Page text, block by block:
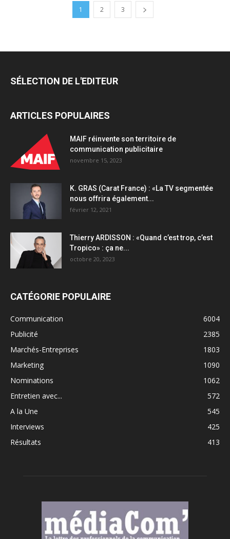
1 2 3
SÉLECTION DE L'EDITEUR
ARTICLES POPULAIRES
MAIF réinvente son territoire de
communication publicitaire
novembre 15, 2023
K. GRAS (Carat France) : «La TV segmentée
nous offrira également...
février 12, 2021
Thierry ARDISSON : «Quand c’est trop, c’est
Tropico» : ça ne...
octobre 20, 2023
CATÉGORIE POPULAIRE
Communication
6004
Publicité
2385
Marchés-Entreprises
1803
Marketing
1090
Nominations
1062
Entretien avec...
572
A la Une
545
Interviews
425
Résultats
413